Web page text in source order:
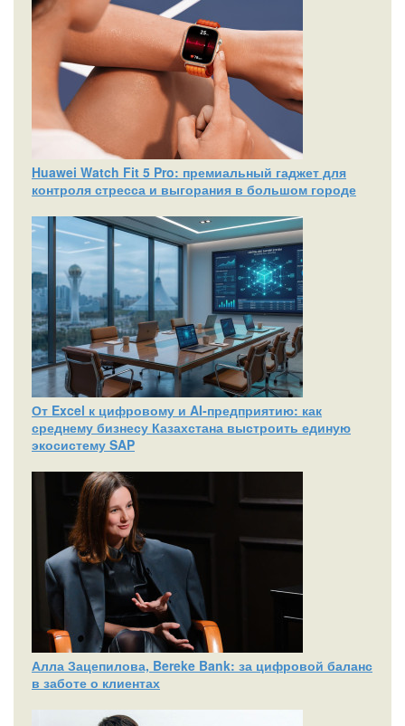
Huawei Watch Fit 5 Pro: премиальный гаджет для
контроля стресса и выгорания в большом городе
От Excel к цифровому и AI‑предприятию: как
среднему бизнесу Казахстана выстроить единую
экосистему SAP
Алла Зацепилова, Bereke Bank: за цифровой баланс
в заботе о клиентах